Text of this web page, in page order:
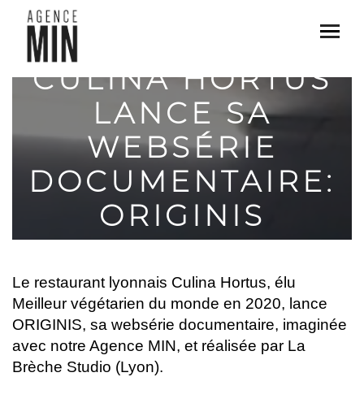
CULINA HORTUS
LANCE SA
WEBSÉRIE
DOCUMENTAIRE:
ORIGINIS
Le restaurant lyonnais Culina Hortus, élu
Meilleur végétarien du monde en 2020, lance
ORIGINIS, sa websérie documentaire, imaginée
avec notre Agence MIN, et réalisée par La
Brèche Studio (Lyon).